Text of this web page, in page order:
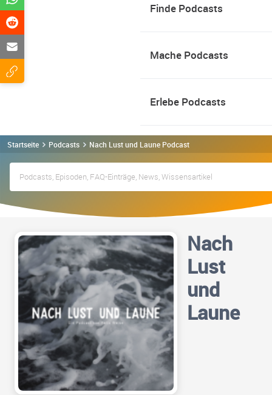
Finde Podcasts
Mache Podcasts
Erlebe Podcasts
Startseite Podcasts Nach Lust und Laune Podcast
Nach
Lust
und
Laune